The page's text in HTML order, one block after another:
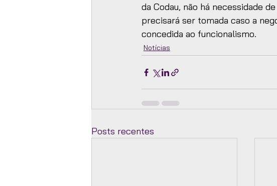
da Codau, não há necessidade
precisará ser tomada caso a
concedida ao funcionalismo.
Notícias
Posts recentes